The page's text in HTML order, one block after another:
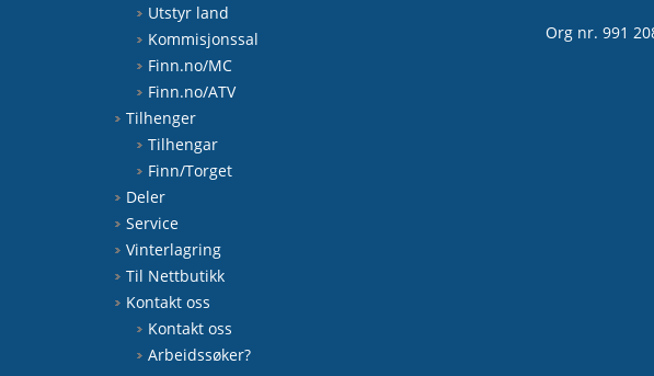
Utstyr land
Kommisjonssal
Finn.no/MC
Finn.no/ATV
Tilhenger
Tilhengar
Finn/Torget
Deler
Service
Vinterlagring
Til Nettbutikk
Kontakt oss
Kontakt oss
Arbeidssøker?
Org nr. 991